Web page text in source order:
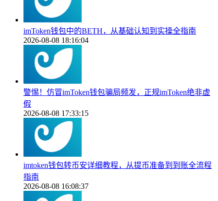
imToken钱包中的BETH，从基础认知到实操全指南
2026-08-08 18:16:04
警惕！仿冒imToken钱包骗局频发，正规imToken绝非虚
假
2026-08-08 17:33:15
imtoken钱包转币安详细教程，从提币准备到到账全流程
指南
2026-08-08 16:08:37